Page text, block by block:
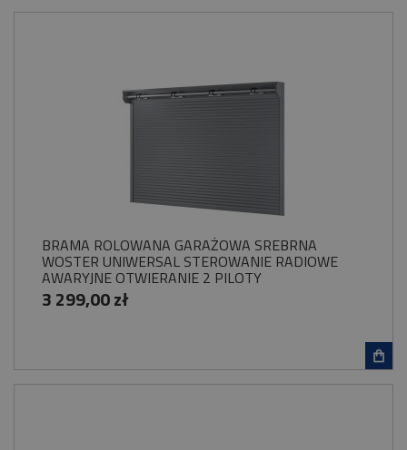
BRAMA ROLOWANA GARAŻOWA SREBRNA
WOSTER UNIWERSAL STEROWANIE RADIOWE
AWARYJNE OTWIERANIE 2 PILOTY
3 299,00 zł